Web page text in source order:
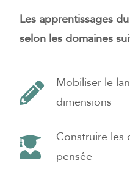
Les apprentissages
selon les domaines
Mobiliser le
dimensions
Construire les
pensée